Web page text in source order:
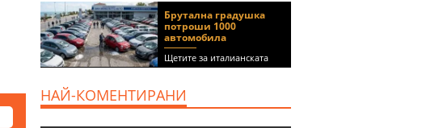
(ВИДЕО)
Брутална градушка
потроши 1000
автомобила
Щетите за италианската
автокъща се оценяват на 5
НАЙ-КОМЕНТИРАНИ